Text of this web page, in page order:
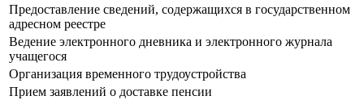
Предоставление сведений, содержащихся в государственном
адресном реестре
Ведение электронного дневника и электронного журнала
учащегося
Организация временного трудоустройства
Прием заявлений о доставке пенсии